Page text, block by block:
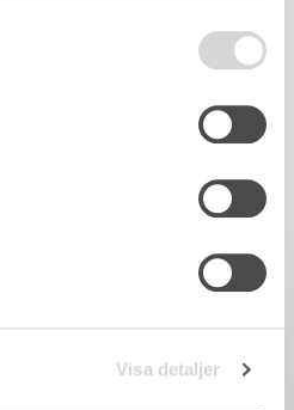
Visa detaljer